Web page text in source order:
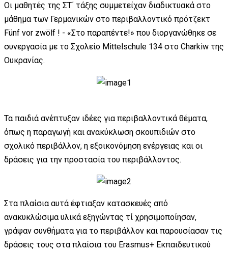
Οι μαθητές της ΣΤ΄ τάξης συμμετείχαν διαδικτυακά στο
μάθημα των Γερμανικών στο περιβαλλοντικό πρότζεκτ
Fünf vor zwölf ! - «Στο παραπέντε!» που διοργανώθηκε σε
συνεργασία με το Σχολείο Mittelschule 134 στο Charkiw της
Ουκρανίας.
Τα παιδιά ανέπτυξαν ιδέες για περιβαλλοντικά θέματα,
όπως η παραγωγή και ανακύκλωση σκουπιδιών στο
σχολικό περιβάλλον, η εξοικονόμηση ενέργειας και οι
δράσεις για την προστασία του περιβάλλοντος.
Στα πλαίσια αυτά έφτιαξαν κατασκευές από
ανακυκλώσιμα υλικά εξηγώντας τί χρησιμοποίησαν,
γράψαν συνθήματα για το περιβάλλον και παρουσίασαν τις
δράσεις τους στα πλαίσια του Erasmus+ Εκπαιδευτικού